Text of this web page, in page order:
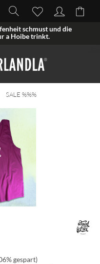
schmust und die
a Hoibe trinkt.
SALE %%%
gespart)